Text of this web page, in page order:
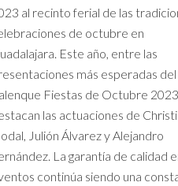
al recinto ferial de las
de octubre en
Este año, entre las
más esperadas del
Fiestas de Octubre
las actuaciones de
Julión Álvarez y Alejandro
La garantía de calidad
continúa siendo una